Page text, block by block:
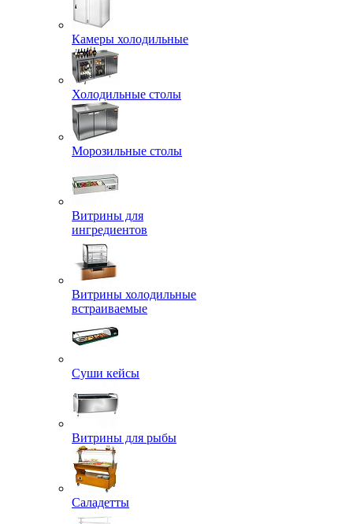
Камеры холодильные
Холодильные столы
Морозильные столы
Витрины для
ингредиентов
Витрины холодильные
встраиваемые
Суши кейсы
Витрины для рыбы
Саладетты